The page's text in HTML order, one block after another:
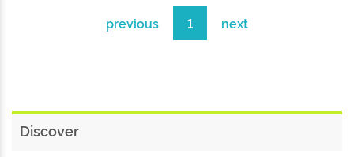
previous 1 next
Discover